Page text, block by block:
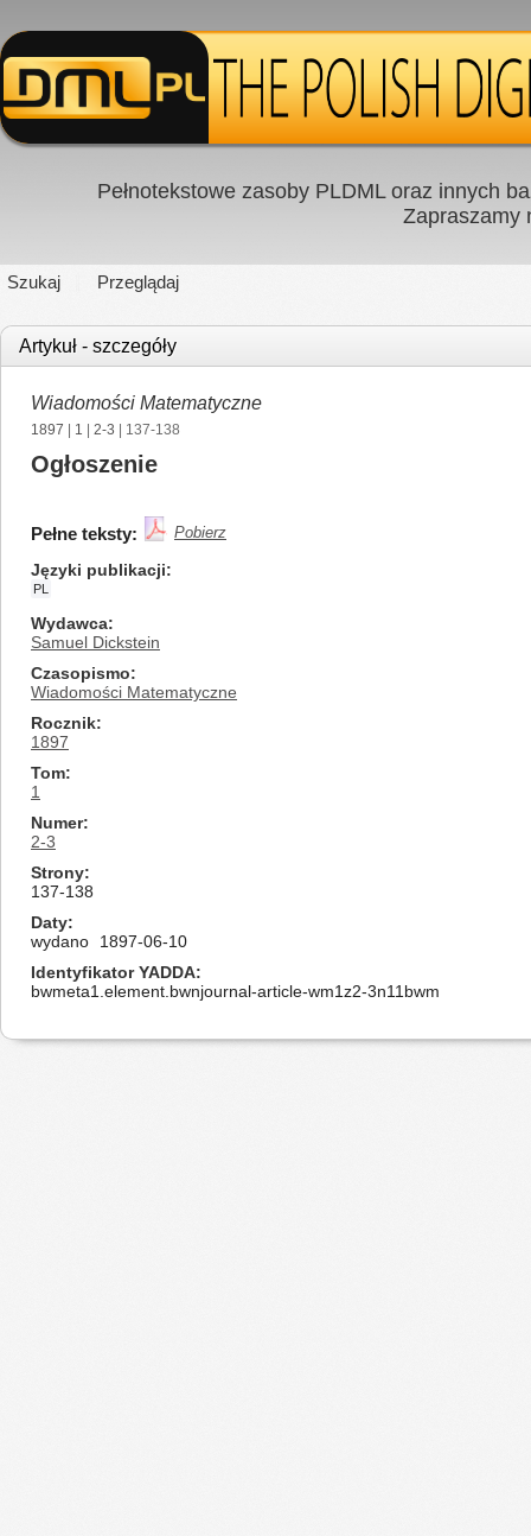
Pełnotekstowe zasoby PLDML oraz innych
Zapraszamy
Szukaj Przeglądaj
Artykuł - szczegóły
Wiadomości Matematyczne
1897 1 2-3 | 137-138
Ogłoszenie
Pełne teksty: Pobierz
Języki publikacji
PL
Wydawca
Samuel Dickstein
Czasopismo
Wiadomości Matematyczne
Rocznik
1897
Tom
1
Numer
2-3
Strony
137-138
Daty
wydano
1897-06-10
Identyfikator YADDA
bwmeta1.element.bwnjournal-article-wm1z2-3n11bwm